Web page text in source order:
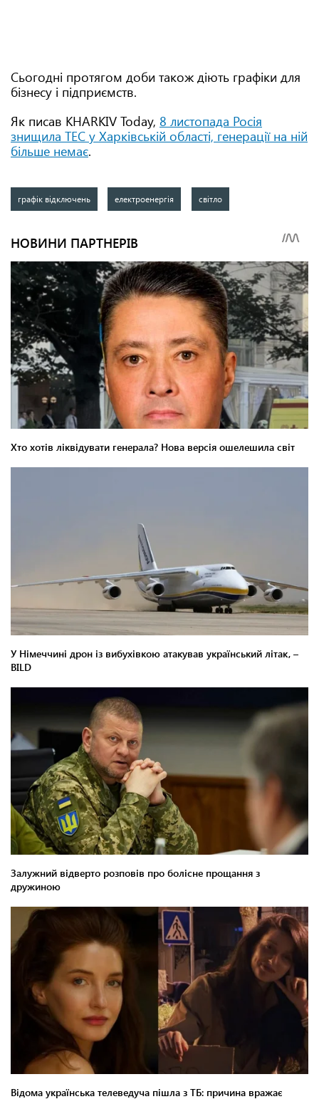
Сьогодні протягом доби також діють графіки для
бізнесу і підприємств.
Як писав KHARKIV Today, 8 листопада Росія
знищила ТЕС у Харківській області, генерації на ній
більше немає.
графік відключень електроенергія світло